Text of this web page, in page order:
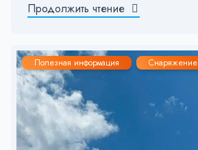
Продолжить чтение
Полезная информация Снаряжение